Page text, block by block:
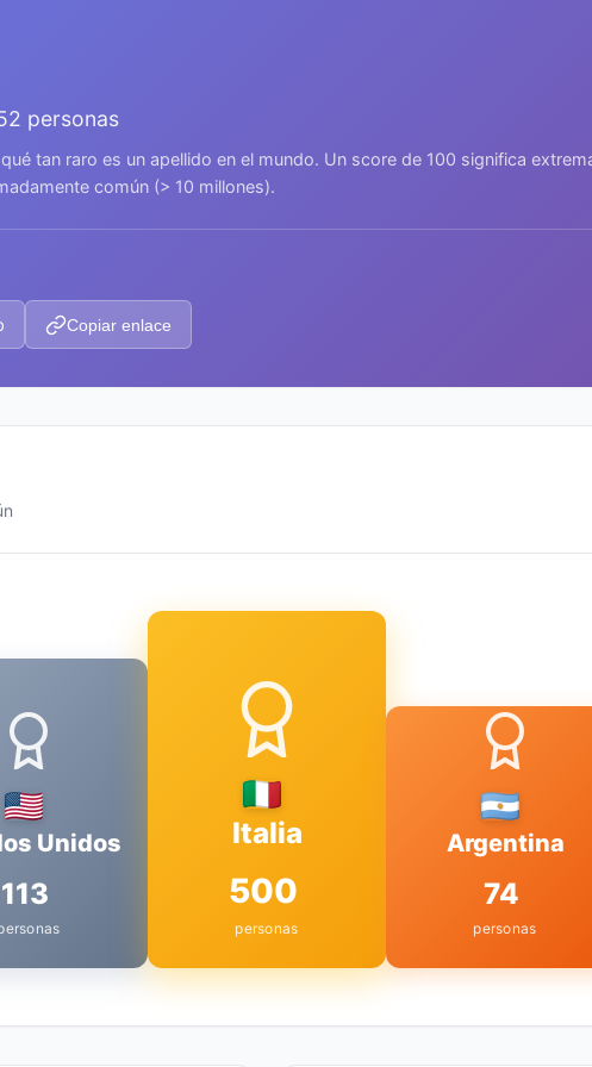
personas
tan raro es un apellido en el mundo. Un score de 100 significa
común (> 10 millones).
Copiar enlace
Unidos
113
Italia
500
personas
Argentina
74
personas